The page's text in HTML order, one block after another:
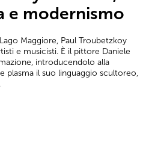
e modernismo
Maggiore, Paul Troubetzkoy
e musicisti. È il pittore Daniele
introducendolo alla
plasma il suo linguaggio scultoreo,